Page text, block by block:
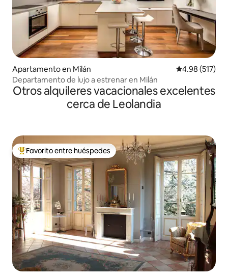
Apartamento en Milán Calificación
4.98 (517)
Departamento de lujo a estrenar en Milán
Otros alquileres vacacionales excelentes
cerca de Leolandia
Favorito entre huéspedes preferido
Favorito entre huéspedes